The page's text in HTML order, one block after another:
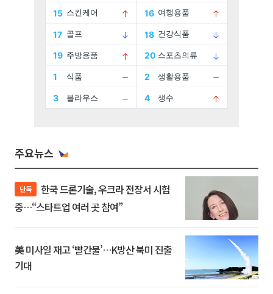
주요뉴스
단독
중…“스타트업 여러 곳 참여”
美 미사일 재고 ‘빨간불’…K방산 북미 진출
기대